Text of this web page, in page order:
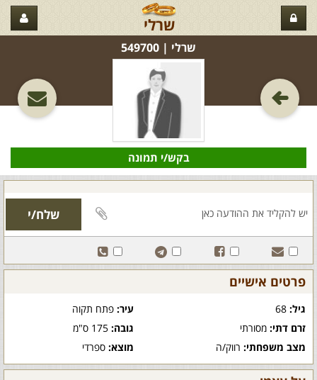
שרלי
שרלי‏ | 549700
בקש/י תמונה
פרטים אישיים
גיל: עיר:פתח תקוה
זרם דתי: מסורתי גובה:175 ס"מ
מצב משפחתי: רווק/ה מוצא:ספרדי